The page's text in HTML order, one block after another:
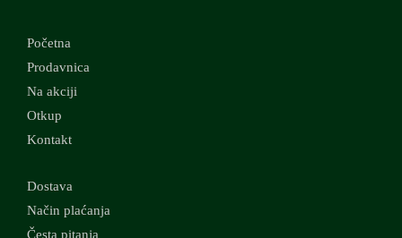
Početna
Prodavnica
Na akciji
Otkup
Kontakt
Dostava
Način plaćanja
Česta pitanja